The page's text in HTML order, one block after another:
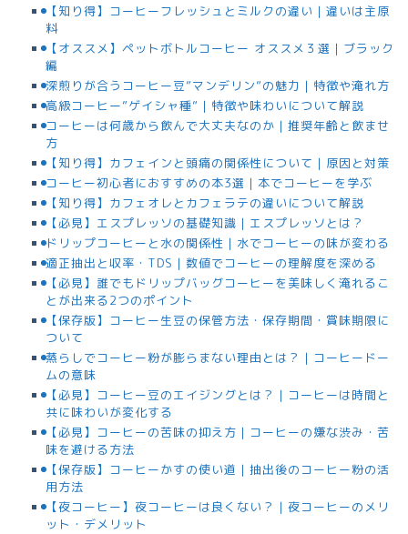
【知り得】コーヒーフレッシュとミルクの違い｜違いは主原
料
【オススメ】ペットボトルコーヒー オススメ３選｜ブラック
編
深煎りが合うコーヒー豆”マンデリン”の魅力｜特徴や淹れ方
高級コーヒー”ゲイシャ種”｜特徴や味わいについて解説
コーヒーは何歳から飲んで大丈夫なのか｜推奨年齢と飲ませ
方
【知り得】カフェインと頭痛の関係性について｜原因と対策
コーヒー初心者におすすめの本3選｜本でコーヒーを学ぶ
【知り得】カフェオレとカフェラテの違いについて解説
【必見】エスプレッソの基礎知識｜エスプレッソとは？
ドリップコーヒーと水の関係性｜水でコーヒーの味が変わる
適正抽出と収率・TDS｜数値でコーヒーの理解度を深める
【必見】誰でもドリップバッグコーヒーを美味しく淹れるこ
とが出来る2つのポイント
【保存版】コーヒー生豆の保管方法・保存期間・賞味期限に
ついて
蒸らしでコーヒー粉が膨らまない理由とは？｜コーヒードー
ムの意味
【必見】コーヒー豆のエイジングとは？｜コーヒーは時間と
共に味わいが変化する
【必見】コーヒーの苦味の抑え方｜コーヒーの嫌な渋み・苦
味を避ける方法
【保存版】コーヒーかすの使い道｜抽出後のコーヒー粉の活
用方法
【夜コーヒー】夜コーヒーは良くない？｜夜コーヒーのメリ
ット・デメリット